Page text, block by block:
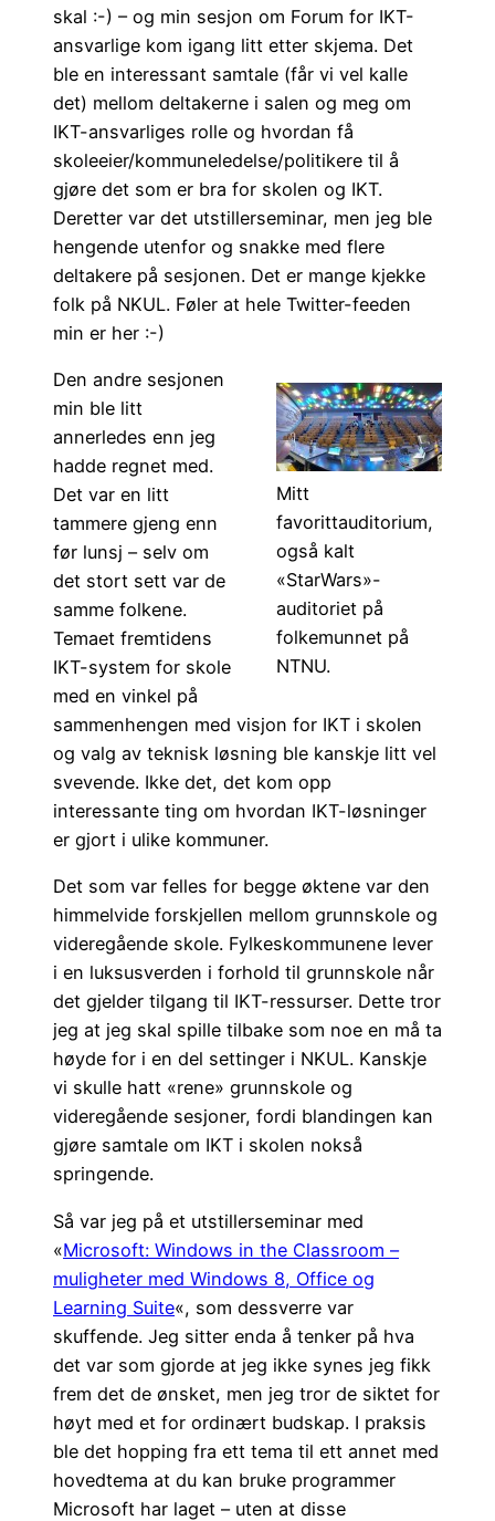
skal :-) – og min sesjon om Forum for IKT-
ansvarlige kom igang litt etter skjema. Det
ble en interessant samtale (får vi vel kalle
det) mellom deltakerne i salen og meg om
IKT-ansvarliges rolle og hvordan få
skoleeier/kommuneledelse/politikere til å
gjøre det som er bra for skolen og IKT.
Deretter var det utstillerseminar, men jeg ble
hengende utenfor og snakke med flere
deltakere på sesjonen. Det er mange kjekke
folk på NKUL. Føler at hele Twitter-feeden
min er her :-)
Mitt
favorittauditorium,
også kalt
«StarWars»-
auditoriet på
folkemunnet på
NTNU.
Den andre sesjonen
min ble litt
annerledes enn jeg
hadde regnet med.
Det var en litt
tammere gjeng enn
før lunsj – selv om
det stort sett var de
samme folkene.
Temaet fremtidens
IKT-system for skole
med en vinkel på
sammenhengen med visjon for IKT i skolen
og valg av teknisk løsning ble kanskje litt vel
svevende. Ikke det, det kom opp
interessante ting om hvordan IKT-løsninger
er gjort i ulike kommuner.
Det som var felles for begge øktene var den
himmelvide forskjellen mellom grunnskole og
videregående skole. Fylkeskommunene lever
i en luksusverden i forhold til grunnskole når
det gjelder tilgang til IKT-ressurser. Dette tror
jeg at jeg skal spille tilbake som noe en må ta
høyde for i en del settinger i NKUL. Kanskje
vi skulle hatt «rene» grunnskole og
videregående sesjoner, fordi blandingen kan
gjøre samtale om IKT i skolen nokså
springende.
Så var jeg på et utstillerseminar med
«Microsoft: Windows in the Classroom –
muligheter med Windows 8, Office og
Learning Suite«, som dessverre var
skuffende. Jeg sitter enda å tenker på hva
det var som gjorde at jeg ikke synes jeg fikk
frem det de ønsket, men jeg tror de siktet for
høyt med et for ordinært budskap. I praksis
ble det hopping fra ett tema til ett annet med
hovedtema at du kan bruke programmer
Microsoft har laget – uten at disse